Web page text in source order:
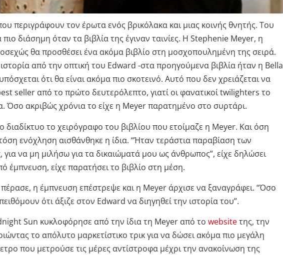
περιγράφουν τον έρωτα ενός βρικόλακα και μιας κοινής θνητής. Του
πιο διάσημη όταν τα βιβλία της έγιναν ταινίες. Η Stephenie Meyer, η
θα προσθέσει ένα ακόμα βιβλίο στη μοσχοπουλημένη της σειρά.
από την οπτική του Edward -στα προηγούμενα βιβλία ήταν η Bella
ότι θα είναι ακόμα πιο σκοτεινό. Αυτό που δεν χρειάζεται να
seller από το πρώτο δευτερόλεπτο, γιατί οι φανατικοί twilighters το
Όσο ακριβώς χρόνια το είχε η Meyer παρατημένο στο συρτάρι.
το χειρόγραφο του βιβλίου που ετοίμαζε η Meyer. Και όση
ενόχληση αισθάνθηκε η ίδια. “Ήταν τεράστια παραβίαση των
να μη μιλήσω για τα δικαιώματά μου ως άνθρωπος”, είχε δηλώσει
έμπνευση, είχε παρατήσει το βιβλίο στη μέση.
η έμπνευση επέστρεψε και η Meyer άρχισε να ξαναγράφει. “Όσο
ότι άξιζε στον Edward να διηγηθεί την ιστορία του”.
Sun κυκλοφόρησε από την ίδια τη Meyer από το websiteτης, την
το απόλυτο μαρκετίστικο τρικ για να δώσει ακόμα πιο μεγάλη
που μετρούσε τις μέρες αντίστροφα μέχρι την ανακοίνωση της